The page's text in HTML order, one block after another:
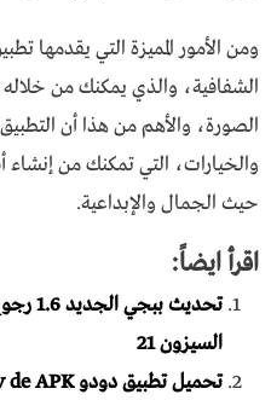
الشفافية، والذي يمكنك من
الصورة، والأهم من هذا أن
والخيارات، التي تمكنك من
حيث الجمال والإبداعية.
اقرأ ايضاً:
السيزون 21